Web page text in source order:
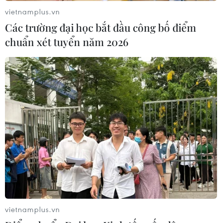
Chứng khoán khởi sắc do Mỹ hoãn áp thuế
một số hàng hóa Trung Quốc
14/08/2019 01:34
Tâm lý nhà đầu tư đã được cải thiện sau khi Chính phủ
Mỹ thông báo sẽ lùi thời hạn cho đợt áp thuế mới đối
với một số sản phẩm tới ngày 15/12 thay vì ngày 1/9
như dự kiến trước đây.
vietnamplus.vn
Các trường đại học bắt đầu công bố điểm
chuẩn xét tuyển năm 2026
vietnamplus.vn